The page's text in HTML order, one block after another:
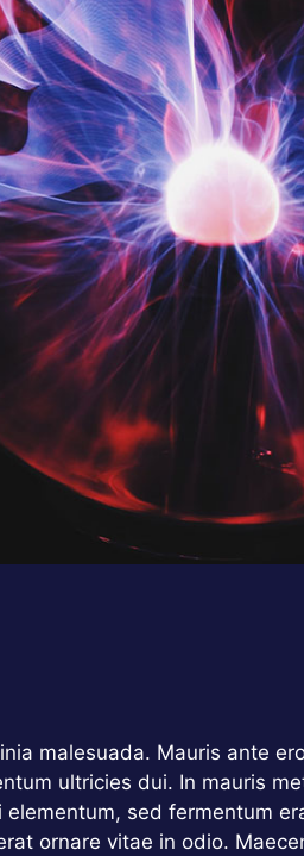
malesuada. Mauris ante
ultricies dui. In mauris
sed fermentum
ornare vitae in odio.